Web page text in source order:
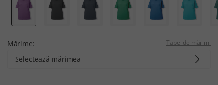
Mărime: Tabel de mărimi
Selectează mărimea